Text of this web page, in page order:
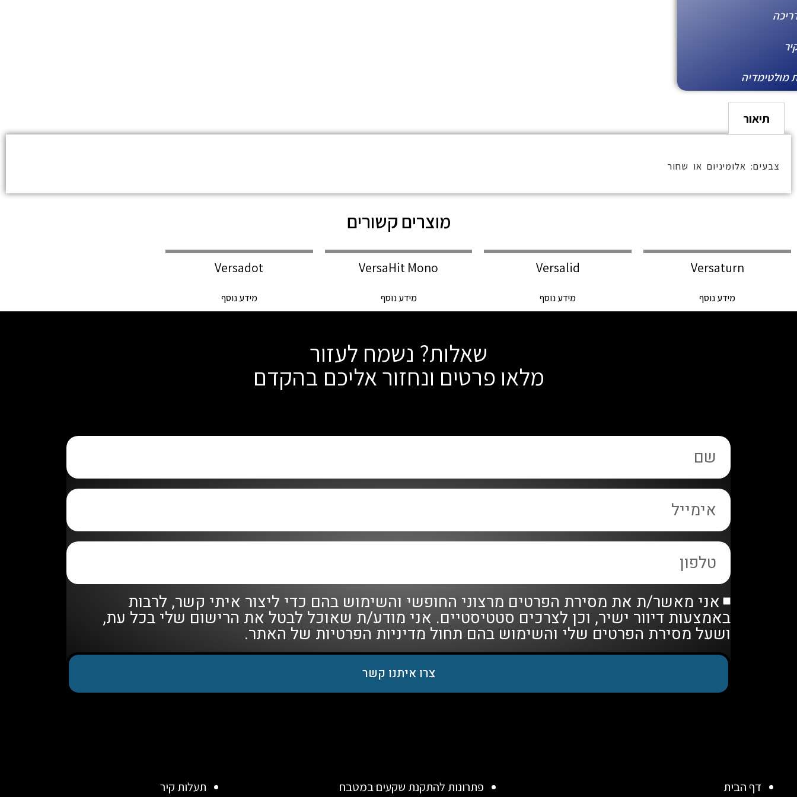
מולטימדיה
תיאור
צבעים: אלומיניום או שחור
מוצרים קשורים
Versaturn
מידע נוסף
Versalid
מידע נוסף
VersaHit Mono
מידע נוסף
Versadot
מידע נוסף
שאלות? נשמח לעזור
מלאו פרטים ונחזור אליכם בהקדם
אני מאשר/ת את מסירת הפרטים מרצוני החופשי והשימוש בהם כדי ליצור איתי קשר, לרבות
באמצעות דיוור ישיר, וכן לצרכים סטטיסטיים. אני מודע/ת שאוכל לבטל את הרישום שלי בכל עת,
ושעל מסירת הפרטים שלי והשימוש בהם תחול מדיניות הפרטיות של האתר.
צרו איתנו קשר
דף הבית פתרונות להתקנת שקעים במטבח תעלות קיר